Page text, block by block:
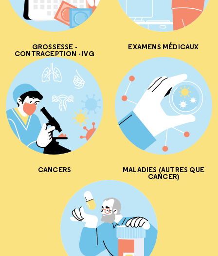
GROSSESSE -
CONTRACEPTION - IVG
EXAMENS MÉDICAUX
CANCERS MALADIES (AUTRES QUE
CANCER)